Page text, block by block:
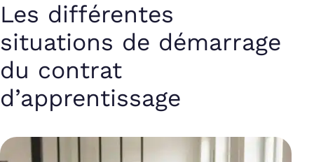
Les différentes
situations de démarrage
du contrat
d’apprentissage